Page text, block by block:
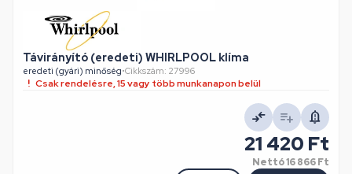
Távirányító (eredeti) WHIRLPOOL klíma
eredeti (gyári) minőség•Cikkszám: 27996
Csak rendelésre, 15 vagy több munkanapon belül
21 420 Ft
Nettó16 866 Ft